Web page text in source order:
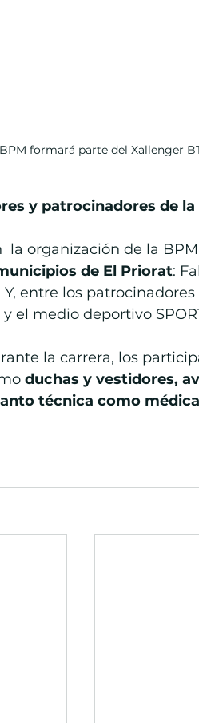
formará parte del Xallenger
y patrocinadores de la
la organización de la
de El Priorat:
Y, entre los
el medio deportivo
la carrera, los
duchas y vestidores,
técnica como médica